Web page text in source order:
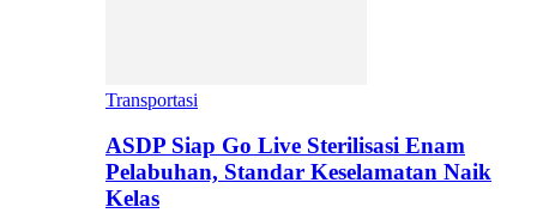
Transportasi
ASDP Siap Go Live Sterilisasi Enam
Pelabuhan, Standar Keselamatan Naik
Kelas